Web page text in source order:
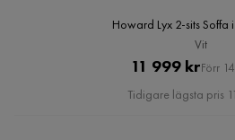
Howard Lyx 2-sits Soffa
Vit
Pris
11 999 kr
Pris
Förr
Tidigare lägsta pris